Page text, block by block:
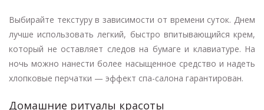
Выбирайте текстуру в зависимости от времени суток. Днем
лучше использовать легкий, быстро впитывающийся крем,
который не оставляет следов на бумаге и клавиатуре. На
ночь можно нанести более насыщенное средство и надеть
хлопковые перчатки — эффект спа-салона гарантирован.
Домашние ритуалы красоты